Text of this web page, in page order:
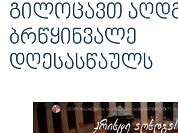
ᲒᲘᲚᲝᲪᲐᲕᲗ
ᲑᲠᲬᲧᲘᲜᲕᲐᲚᲔ
ᲓᲦᲔᲡᲐᲡᲬᲐᲣᲚᲡ